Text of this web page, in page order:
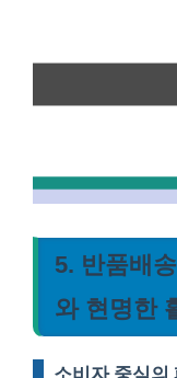
5. 반품배
와 현명한
소비자 중심의